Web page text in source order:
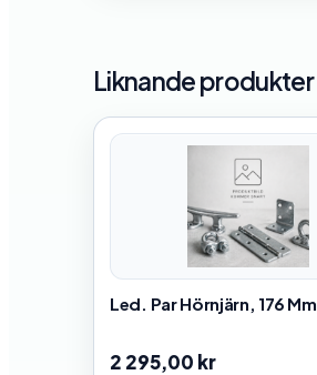
Liknande produkter
Led. Par Hörnjärn, 176 Mm
2 295,00 kr